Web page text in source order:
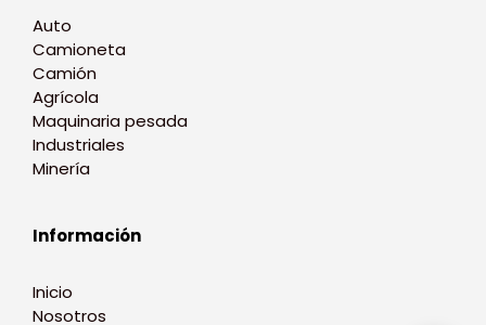
Auto
Camioneta
Camión
Agrícola
Maquinaria pesada
Industriales
Minería
Información
Inicio
Nosotros